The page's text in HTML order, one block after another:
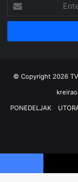
your
Email
© Copyright 2026 TV
kreirao
PONEDELJAK
Facebook X